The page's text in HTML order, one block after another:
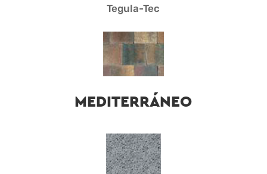
Tegula-Tec
MEDITERRÁNEO